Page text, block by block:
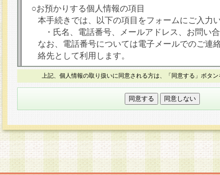
○お預かりする個人情報の項目
本手続きでは、以下の項目をフォームにご入力
・氏名、電話番号、メールアドレス、お問い
なお、電話番号については電子メールでのご連
絡先として利用します。
○本人が容易に認識できない方法による個人情報
本フォームでは、セッション管理のためCookie
○個人情報の第三者提供について
力いただく個人情報は第三者に提供しません。
○個人情報の委託について
個人情報の取り扱いを外部に委託する場合は、
情報管理基準を満たす企業を選定して委託を行
上記、個人情報の取り扱いに同意される方は、「同意する」ボタ